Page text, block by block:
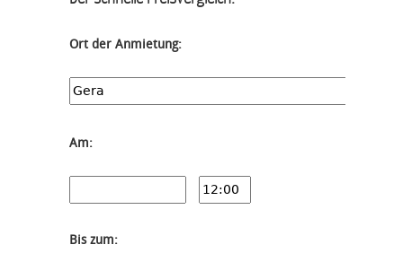
Ort der Anmietung:
Am:
Bis zum: